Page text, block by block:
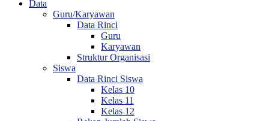
Data
Guru/Karyawan
Data Rinci
Guru
Karyawan
Struktur Organisasi
Siswa
Data Rinci Siswa
Kelas 10
Kelas 11
Kelas 12